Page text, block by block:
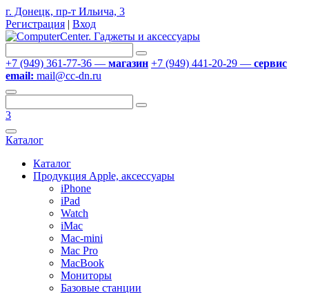
г. Донецк, пр-т Ильича, 3
Регистрация | Вход
+7 (949) 361-77-36 — магазин +7 (949) 441-20-29 — сервис
email: mail@cc-dn.ru
3
Каталог
Каталог
Продукция Apple, аксессуары
iPhone
iPad
Watch
iMac
Mac-mini
Mac Pro
MacBook
Мониторы
Базовые станции